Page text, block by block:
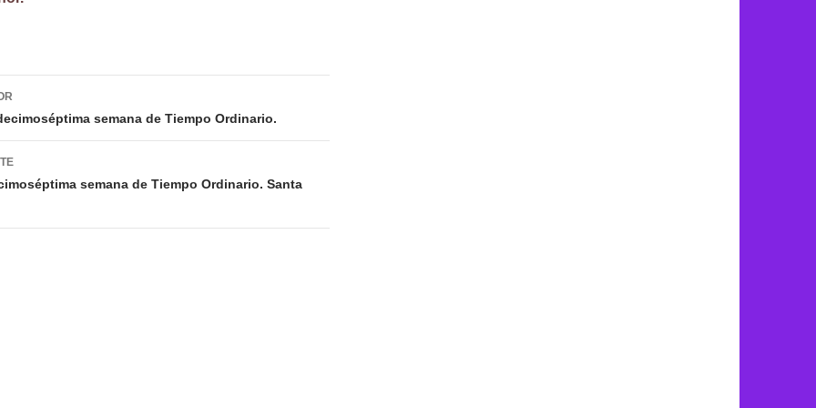
semana de Tiempo Ordinario.
semana de Tiempo Ordinario. Santa